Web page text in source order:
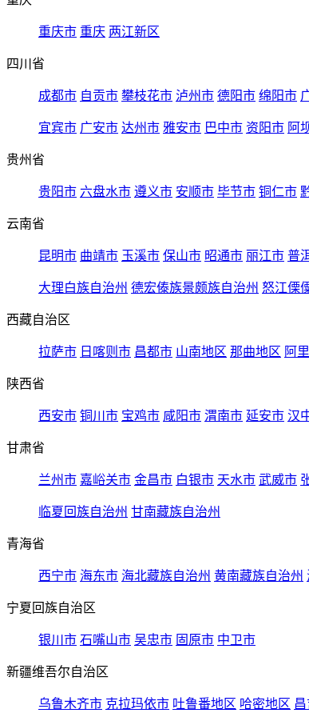
重庆市 重庆 两江新区
四川省
成都市 自贡市 攀枝花市 泸州市 德阳市 绵阳市
宜宾市 广安市 达州市 雅安市 巴中市 资阳市 阿
贵州省
贵阳市 六盘水市 遵义市 安顺市 毕节市 铜仁市
云南省
昆明市 曲靖市 玉溪市 保山市 昭通市 丽江市 普
大理白族自治州 德宏傣族景颇族自治州 怒江傈
西藏自治区
拉萨市 日喀则市 昌都市 山南地区 那曲地区 阿
陕西省
西安市 铜川市 宝鸡市 咸阳市 渭南市 延安市 汉
甘肃省
兰州市 嘉峪关市 金昌市 白银市 天水市 武威市
临夏回族自治州 甘南藏族自治州
青海省
西宁市 海东市 海北藏族自治州 黄南藏族自治州
宁夏回族自治区
银川市 石嘴山市 吴忠市 固原市 中卫市
新疆维吾尔自治区
乌鲁木齐市 克拉玛依市 吐鲁番地区 哈密地区